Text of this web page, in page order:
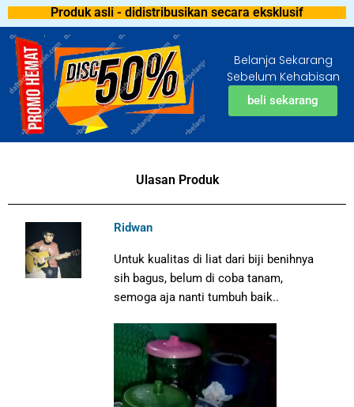
Produk asli - didistribusikan secara eksklusif
Belanja Sekarang
Sebelum Kehabisan
beli sekarang
Ulasan Produk
Ridwan
Untuk kualitas di liat dari biji benihnya
sih bagus, belum di coba tanam,
semoga aja nanti tumbuh baik..